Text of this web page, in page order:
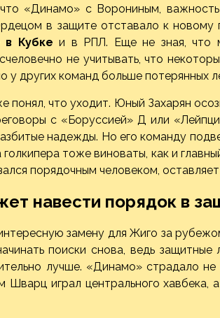
«Динамо» с Ворониным,
в защите отставало к новому
в Кубке и в РПЛ. Еще не зная, что
не учитывать, что
у других команд больше потерянных
что уходит. Юный Захарян
с «Боруссией» Д или
надежды. Но его команду
тоже виноваты, как и
порядочным человеком,
навести порядок в
замену для Жиго за
поиски снова, ведь
лучше. «Динамо» страдало
Шварц играл центрального хавбека,